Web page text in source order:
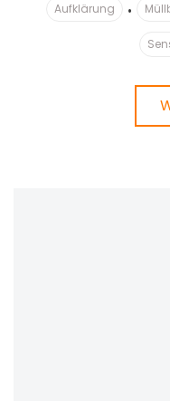
Aufklärung